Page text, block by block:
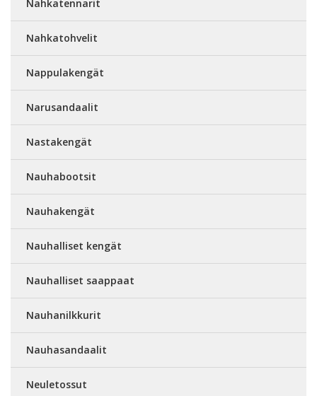
Nahkatennarit
Nahkatohvelit
Nappulakengät
Narusandaalit
Nastakengät
Nauhabootsit
Nauhakengät
Nauhalliset kengät
Nauhalliset saappaat
Nauhanilkkurit
Nauhasandaalit
Neuletossut